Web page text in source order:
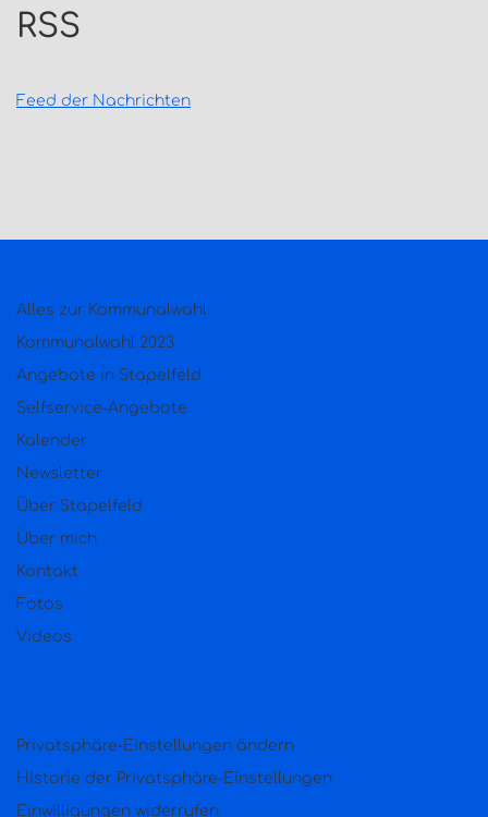
RSS
Feed der Nachrichten
Alles zur Kommunalwahl
Kommunalwahl 2023
Angebote in Stapelfeld
Selfservice-Angebote
Kalender
Newsletter
Über Stapelfeld
Über mich
Kontakt
Fotos
Videos
Privatsphäre-Einstellungen ändern
Historie der Privatsphäre-Einstellungen
Einwilligungen widerrufen